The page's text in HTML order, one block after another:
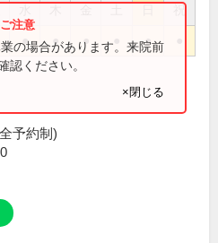
祝
● ● ● ●
の場合があります。来院前
認ください。
×閉じる
予約制)